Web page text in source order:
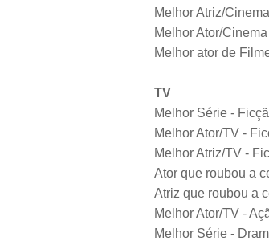
Melhor Atriz/
Melhor Ator/
Melhor ator de
TV
Melhor Série -
Melhor Ator/TV -
Melhor Atriz/TV -
Ator que roubou a
Atriz que roubou a
Melhor Ator/TV -
Melhor Série -